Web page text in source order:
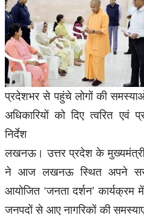
प्रदेशभर से पहुंचे लोगों की
अधिकारियों को दिए त्वरित एवं
निर्देश
लखनऊ। उत्तर प्रदेश के मुख्यमंत्री
ने आज लखनऊ स्थित अपने
आयोजित ‘जनता दर्शन’ कार्यक्रम
जनपदों से आए नागरिकों की